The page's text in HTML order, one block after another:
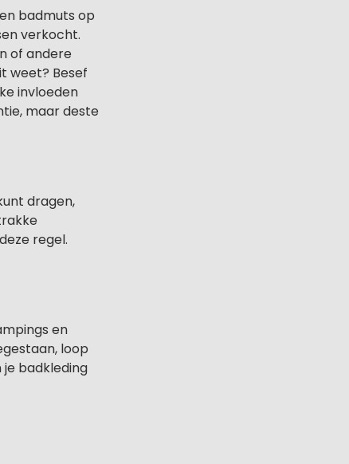
badmuts op
verkocht.
of andere
weet? Besef
invloeden
maar deste
dragen,
regel.
en
loop
badkleding